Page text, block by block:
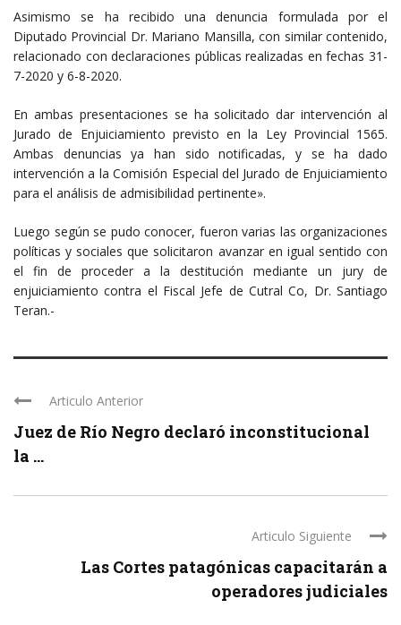
Asimismo se ha recibido una denuncia formulada por el
Diputado Provincial Dr. Mariano Mansilla, con similar contenido,
relacionado con declaraciones públicas realizadas en fechas 31-
7-2020 y 6-8-2020.
En ambas presentaciones se ha solicitado dar intervención al
Jurado de Enjuiciamiento previsto en la Ley Provincial 1565.
Ambas denuncias ya han sido notificadas, y se ha dado
intervención a la Comisión Especial del Jurado de Enjuiciamiento
para el análisis de admisibilidad pertinente».
Luego según se pudo conocer, fueron varias las organizaciones
políticas y sociales que solicitaron avanzar en igual sentido con
el fin de proceder a la destitución mediante un jury de
enjuiciamiento contra el Fiscal Jefe de Cutral Co, Dr. Santiago
Teran.-
Articulo Anterior
Juez de Río Negro declaró inconstitucional
la ...
Articulo Siguiente
Las Cortes patagónicas capacitarán a
operadores judiciales